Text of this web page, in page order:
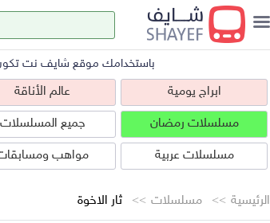
باستخدامك موقع شايف نت
ابراج يومية عالم الأناقة
مسلسلات رمضان جميع المسلسلات
مسلسلات عربية مواهب
الرئيسية مسلسلات ثار الاخوة